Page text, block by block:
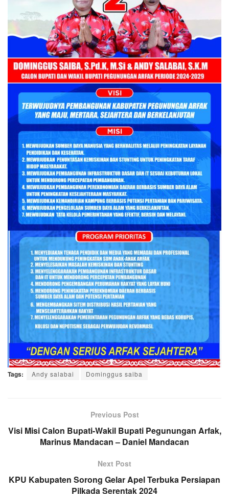
Tags: Andy salabai Dominggus saiba
Previous Post
Visi Misi Calon Bupati-Wakil Bupati Pegunungan Arfak,
Marinus Mandacan – Daniel Mandacan
Next Post
KPU Kabupaten Sorong Gelar Apel Terbuka Persiapan
Pilkada Serentak 2024